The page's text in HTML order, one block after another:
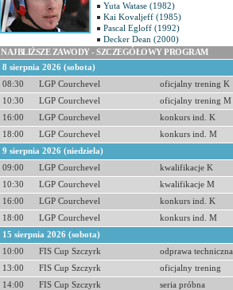
Yuta Watase (1982)
Kai Kovaljeff (1985)
Pascal Egloff (1992)
Decker Dean (2000)
NAJBLIŻSZE ZAWODY - SZCZEGÓŁOWY PROGRAM
8 sierpnia 2026 (sobota)
08:30
LGP Courchevel
oficjalny trening K
10:30
LGP Courchevel
oficjalny trening M
16:00
LGP Courchevel
konkurs ind. K
18:00
LGP Courchevel
konkurs ind. M
9 sierpnia 2026 (niedziela)
09:00
LGP Courchevel
kwalifikacje K
10:30
LGP Courchevel
kwalifikacje M
16:00
LGP Courchevel
konkurs ind. K
18:00
LGP Courchevel
konkurs ind. M
15 sierpnia 2026 (sobota)
10:00
FIS Cup Szczyrk
odprawa techniczna
13:00
FIS Cup Szczyrk
oficjalny trening
14:00
FIS Cup Szczyrk
seria próbna